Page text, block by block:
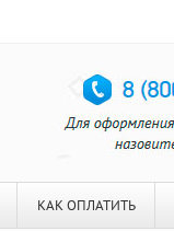
КАК ОПЛАТИТЬ